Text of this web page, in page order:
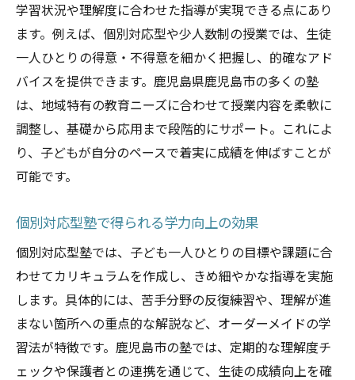
学習状況や理解度に合わせた指導が実現できる点にあり
ます。例えば、個別対応型や少人数制の授業では、生徒
一人ひとりの得意・不得意を細かく把握し、的確なアド
バイスを提供できます。鹿児島県鹿児島市の多くの塾
は、地域特有の教育ニーズに合わせて授業内容を柔軟に
調整し、基礎から応用まで段階的にサポート。これによ
り、子どもが自分のペースで着実に成績を伸ばすことが
可能です。
個別対応型塾で得られる学力向上の効果
個別対応型塾では、子ども一人ひとりの目標や課題に合
わせてカリキュラムを作成し、きめ細やかな指導を実施
します。具体的には、苦手分野の反復練習や、理解が進
まない箇所への重点的な解説など、オーダーメイドの学
習法が特徴です。鹿児島市の塾では、定期的な理解度チ
ェックや保護者との連携を通じて、生徒の成績向上を確